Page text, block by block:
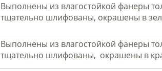
Выполнены из влагостойкой фанеры
тщательно шлифованы, окрашены в
Выполнены из влагостойкой фанеры
тщательно шлифованы, окрашены в